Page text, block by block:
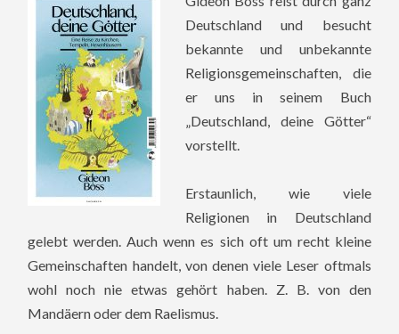
Deutschland und besucht
bekannte und unbekannte
Religionsgemeinschaften, die
er uns in seinem Buch
„Deutschland, deine Götter“
vorstellt.
Erstaunlich, wie viele
Religionen in Deutschland
gelebt werden. Auch wenn es sich oft um recht kleine
Gemeinschaften handelt, von denen viele Leser oftmals
wohl noch nie etwas gehört haben. Z. B. von den
Mandäern oder dem Raelismus.